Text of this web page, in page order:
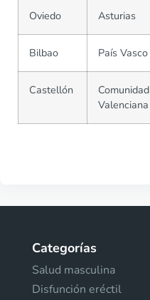
Oviedo Asturias
Bilbao País Vasco
Castellón
Comunidad
Valenciana
Categorías
Salud masculina
Disfunción eréctil